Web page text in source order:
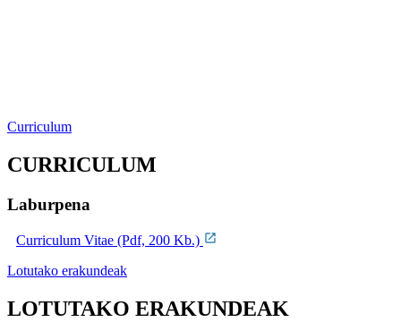
Curriculum
CURRICULUM
Laburpena
Curriculum Vitae (Pdf, 200 Kb.)
Lotutako erakundeak
LOTUTAKO ERAKUNDEAK